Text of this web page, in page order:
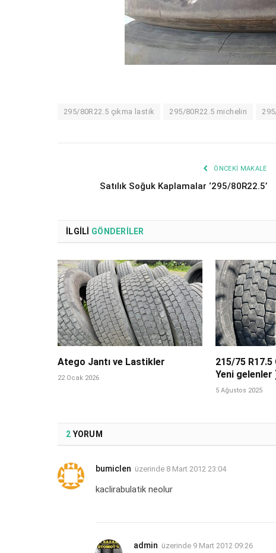
295/80R22.5 çıkma lastik 295/80R22.5 michelin
ÖNCEKI MAKALE
Satılık Soğuk Kaplamalar ‘295/80R22.5’
İLGILI GÖNDERILER
Atego Jantı ve Lastikler
22 Ocak 2026
215/75
Yeni gelenler
5 Ağustos 2025
2 YORUM
bumiclen üzerinde 8 Mart 2012 23:04
kaclirabulatik neolur
admin üzerinde 9 Mart 2012 09:26